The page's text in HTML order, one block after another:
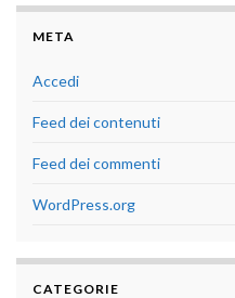
META
Accedi
Feed dei contenuti
Feed dei commenti
WordPress.org
CATEGORIE